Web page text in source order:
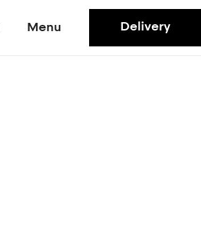
Menu Delivery